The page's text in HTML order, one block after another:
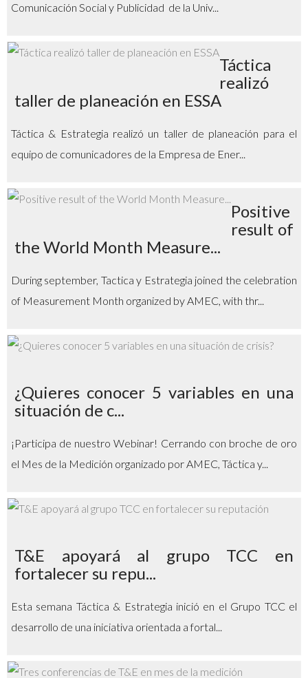
Comunicación Social y Publicidad de la Univ...
Táctica
realizó
taller de planeación en ESSA
Táctica & Estrategia realizó un taller de planeación para el
equipo de comunicadores de la Empresa de Ener...
Positive
result of
the World Month Measure...
During september, Tactica y Estrategia joined the celebration
of Measurement Month organized by AMEC, with thr...
¿Quieres conocer 5 variables en una
situación de c...
¡Participa de nuestro Webinar! Cerrando con broche de oro
el Mes de la Medición organizado por AMEC, Táctica y...
T&E apoyará al grupo TCC en
fortalecer su repu...
Esta semana Táctica & Estrategia inició en el Grupo TCC el
desarrollo de una iniciativa orientada a fortal...